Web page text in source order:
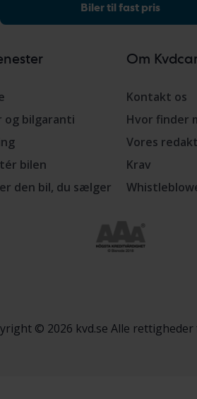
Biler til fast pris
og bilgaranti
bilen
den bil, du sælger
Om
Kontakt os
Hvor finder
Vores
Krav
© 2026 kvd.se Alle